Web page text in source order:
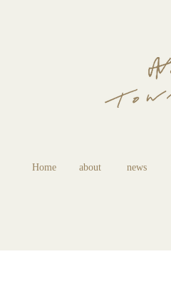
Home about news